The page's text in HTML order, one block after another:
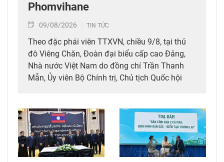
Phomvihane
09/08/2026 TIN TỨC
Theo đặc phái viên TTXVN, chiều 9/8, tại thủ
đô Viêng Chăn, Đoàn đại biểu cấp cao Đảng,
Nhà nước Việt Nam do đồng chí Trần Thanh
Mẫn, Ủy viên Bộ Chính trị, Chủ tịch Quốc hội
trị, Chủ tịch Quốc hội Lào.